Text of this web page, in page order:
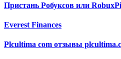
Пристань Робуксов или
Everest Finances
Plcultima com отзывы